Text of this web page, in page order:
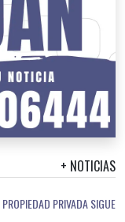
+ NOTICIAS
PRIVADA SIGUE